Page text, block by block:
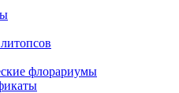
флорариумы